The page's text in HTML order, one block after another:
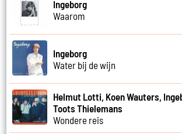
Ingeborg
Waarom
Ingeborg
Water bij de wijn
Helmut Lotti, Koen Wauters,
Toots Thielemans
Wondere reis